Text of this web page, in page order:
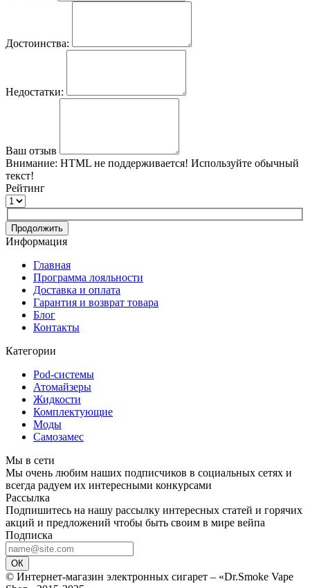
Достоинства:
Недостатки:
Ваш отзыв
Внимание: HTML не поддерживается! Используйте обычный
текст!
Рейтинг
Продолжить
Информация
Главная
Программа лояльности
Доставка и оплата
Гарантия и возврат товара
Блог
Контакты
Категории
Pod-системы
Атомайзеры
Жидкости
Комплектующие
Моды
Самозамес
Мы в сети
Мы очень любим наших подписчиков в социальных сетях и
всегда радуем их интересными конкурсами
Рассылка
Подпишитесь на нашу рассылку интересных статей и горячих
акций и предложений чтобы быть своим в мире вейпа
Подписка
ОК
© Интернет-магазин электронных сигарет – «Dr.Smoke Vape